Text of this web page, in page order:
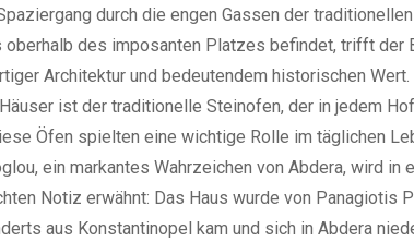
durch die engen Gassen der
des imposanten Platzes befindet, trifft der
Architektur und bedeutendem historischen
ist der traditionelle Steinofen, der in jedem
Öfen spielten eine wichtige Rolle im täglichen
ein markantes Wahrzeichen von Abdera, wird in
Notiz erwähnt: Das Haus wurde von Panagiotis
aus Konstantinopel kam und sich in Abdera